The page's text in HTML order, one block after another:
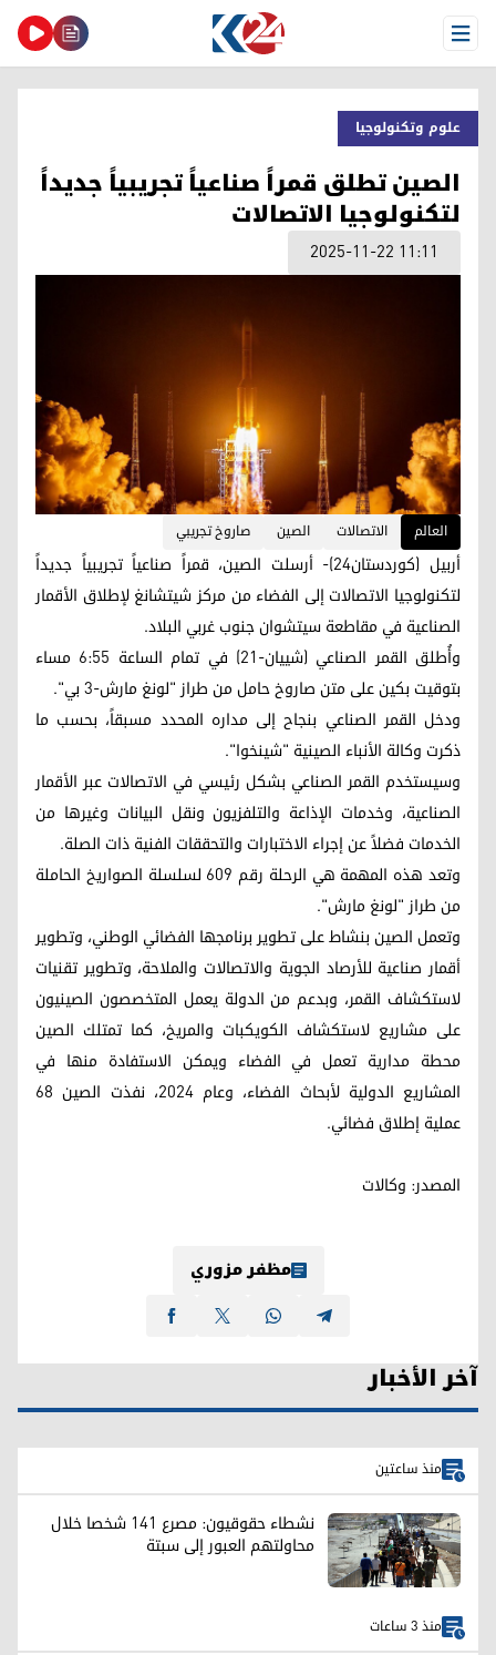
Open Menu
علوم وتكنولوجيا
الصين تطلق قمراً صناعياً تجريبياً جديداً
لتكنولوجيا الاتصالات
2025-11-22 11:11
العالم الاتصالات الصين صاروخ تجريبي
أربيل (كوردستان24)- أرسلت الصين، قمراً صناعياً تجريبياً جديداً
لتكنولوجيا الاتصالات إلى الفضاء من مركز شيتشانغ لإطلاق الأقمار
الصناعية في مقاطعة سيتشوان جنوب غربي البلاد.
وأُطلق القمر الصناعي (شييان-21) في تمام الساعة 6:55 مساء
بتوقيت بكين على متن صاروخ حامل من طراز "لونغ مارش-3 بي".
ودخل القمر الصناعي بنجاح إلى مداره المحدد مسبقاً، بحسب ما
ذكرت وكالة الأنباء الصينية "شينخوا".
وسيستخدم القمر الصناعي بشكل رئيسي في الاتصالات عبر الأقمار
الصناعية، وخدمات الإذاعة والتلفزيون ونقل البيانات وغيرها من
الخدمات فضلاً عن إجراء الاختبارات والتحققات الفنية ذات الصلة.
وتعد هذه المهمة هي الرحلة رقم 609 لسلسلة الصواريخ الحاملة
من طراز "لونغ مارش".
وتعمل الصين بنشاط على تطوير برنامجها الفضائي الوطني، وتطوير
أقمار صناعية للأرصاد الجوية والاتصالات والملاحة، وتطوير تقنيات
لاستكشاف القمر، وبدعم من الدولة يعمل المتخصصون الصينيون
على مشاريع لاستكشاف الكويكبات والمريخ، كما تمتلك الصين
محطة مدارية تعمل في الفضاء ويمكن الاستفادة منها في
المشاريع الدولية لأبحاث الفضاء، وعام 2024، نفذت الصين 68
عملية إطلاق فضائي.
المصدر: وكالات
مظفر مزوري
آخر الأخبار
منذ ساعتين
نشطاء حقوقيون: مصرع 141 شخصا خلال
محاولتهم العبور إلى سبتة
منذ 3 ساعات